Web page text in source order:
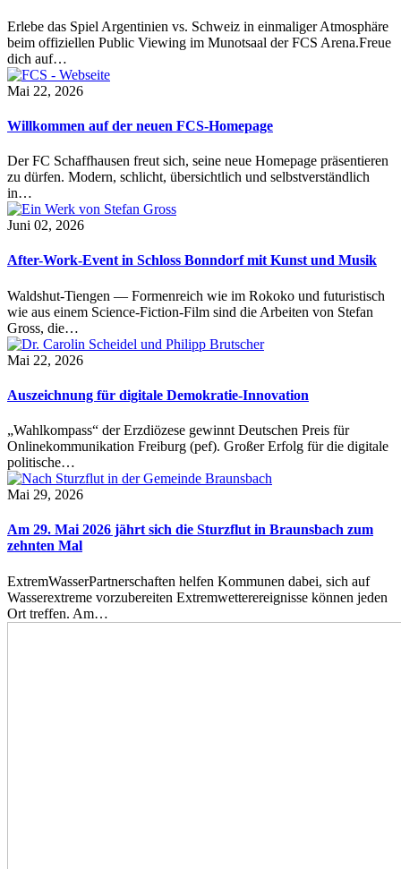
Erlebe das Spiel Argentinien vs. Schweiz in einmaliger Atmosphäre
beim offiziellen Public Viewing im Munotsaal der FCS Arena.Freue
dich auf…
Mai 22, 2026
Willkommen auf der neuen FCS-Homepage
Der FC Schaffhausen freut sich, seine neue Homepage präsentieren
zu dürfen. Modern, schlicht, übersichtlich und selbstverständlich
in…
Juni 02, 2026
After-Work-Event in Schloss Bonndorf mit Kunst und Musik
Waldshut-Tiengen — Formenreich wie im Rokoko und futuristisch
wie aus einem Science-Fiction-Film sind die Arbeiten von Stefan
Gross, die…
Mai 22, 2026
Auszeichnung für digitale Demokratie-Innovation
„Wahlkompass“ der Erzdiözese gewinnt Deutschen Preis für
Onlinekommunikation Freiburg (pef). Großer Erfolg für die digitale
politische…
Mai 29, 2026
Am 29. Mai 2026 jährt sich die Sturzflut in Braunsbach zum
zehnten Mal
ExtremWasserPartnerschaften helfen Kommunen dabei, sich auf
Wasserextreme vorzubereiten Extremwetterereignisse können jeden
Ort treffen. Am…